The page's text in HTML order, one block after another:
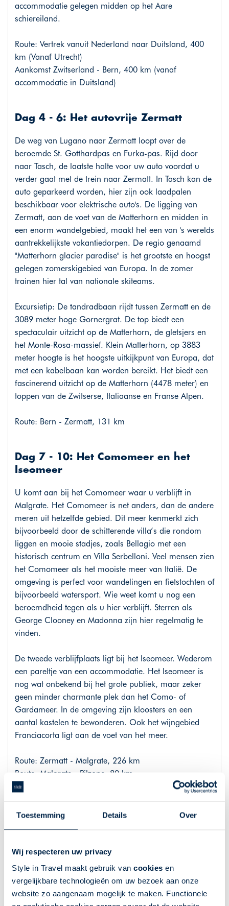
Toestemming Details Over
Wij respecteren uw privacy
Style in Travel maakt gebruik van cookies en
vergelijkbare technologieën om uw bezoek aan onze
website zo aangenaam mogelijk te maken. Functionele
accommodatie gelegen midden op het Aare
schiereiland.
Route: Vertrek vanuit Nederland naar Duitsland, 400
km (Vanaf Utrecht)
Aankomst Zwitserland - Bern, 400 km (vanaf
accommodatie in Duitsland)
Dag 4 - 6: Het autovrije Zermatt
De weg van Lugano naar Zermatt loopt over de
beroemde St. Gotthardpas en Furka-pas. Rijd door
naar Tasch, de laatste halte voor uw auto voordat u
verder gaat met de trein naar Zermatt. In Tasch kan de
auto geparkeerd worden, hier zijn ook laadpalen
beschikbaar voor elektrische auto's. De ligging van
Zermatt, aan de voet van de Matterhorn en midden in
een enorm wandelgebied, maakt het een van 's werelds
aantrekkelijkste vakantiedorpen. De regio genaamd
"Matterhorn glacier paradise" is het grootste en hoogst
gelegen zomerskigebied van Europa. In de zomer
trainen hier tal van nationale skiteams.
Excursietip: De tandradbaan rijdt tussen Zermatt en de
3089 meter hoge Gornergrat. De top biedt een
spectaculair uitzicht op de Matterhorn, de gletsjers en
het Monte-Rosa-massief. Klein Matterhorn, op 3883
meter hoogte is het hoogste uitkijkpunt van Europa, dat
met een kabelbaan kan worden bereikt. Het biedt een
fascinerend uitzicht op de Matterhorn (4478 meter) en
toppen van de Zwitserse, Italiaanse en Franse Alpen.
Route: Bern - Zermatt, 131 km
Dag 7 - 10: Het Comomeer en het
Iseomeer
U komt aan bij het Comomeer waar u verblijft in
Malgrate. Het Comomeer is net anders, dan de andere
meren uit hetzelfde gebied. Dit meer kenmerkt zich
bijvoorbeeld door de schitterende villa’s die rondom
liggen en mooie stadjes, zoals Bellagio met een
historisch centrum en Villa Serbelloni. Veel mensen zien
het Comomeer als het mooiste meer van Italië. De
omgeving is perfect voor wandelingen en fietstochten of
bijvoorbeeld watersport. Wie weet komt u nog een
beroemdheid tegen als u hier verblijft. Sterren als
George Clooney en Madonna zijn hier regelmatig te
vinden.
De tweede verblijfplaats ligt bij het Iseomeer. Wederom
een pareltje van een accommodatie. Het Iseomeer is
nog wat onbekend bij het grote publiek, maar zeker
geen minder charmante plek dan het Como- of
Gardameer. In de omgeving zijn kloosters en een
aantal kastelen te bewonderen. Ook het wijngebied
Franciacorta ligt aan de voet van het meer.
Route: Zermatt - Malgrate, 226 km
Route: Malgrate - Pilzone, 80 km
van Zwitserland: Parc Ela
gevarieerd landschap omgeven door ongerepte natuur
en knusse Romaanse dorpjes. In dit grote natuurpark
van wel 548 vierkante kilometer groot zijn verschillende
burchten te vinden en meer dan 2000 plant- en